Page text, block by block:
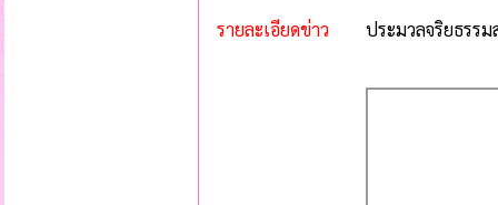
รายละเอียดข่าว ประมวลจริยธรร